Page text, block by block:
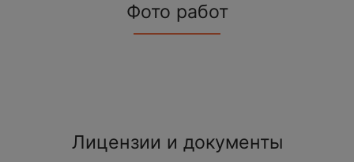
Фото работ
Лицензии и документы